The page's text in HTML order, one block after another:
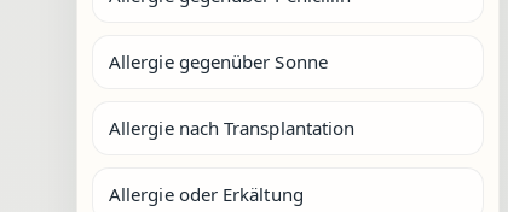
Allergie gegenüber Sonne
Allergie nach Transplantation
Allergie oder Erkältung